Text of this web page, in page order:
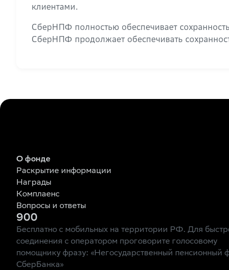
клиентами.
СберНПФ полностью обеспечивает
СберНПФ продолжает обеспечивать
О фонде
Раскрытие информации
Награды
Комплаенс
Вопросы и ответы
900
Бесплатно с мобильных на территории РФ. Для
соединения с оператором проговорите голосовому
помощнику фразу: «Негосударственный пенсионный
СберБанка»